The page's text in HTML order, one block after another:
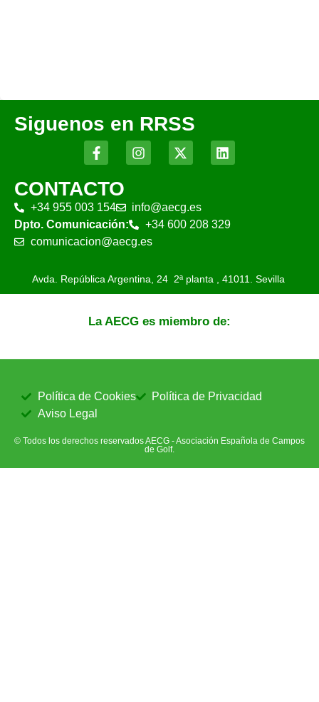
Siguenos en RRSS
CONTACTO
+34 955 003 154
info@aecg.es
Dpto. Comunicación:
+34 600 208 329
comunicacion@aecg.es
Avda. República Argentina, 24 2ª planta , 41011. Sevilla
La AECG es miembro de:
© Todos los derechos reservados AECG - Asociación Española de Campos
de Golf.
Política de Cookies
Política de Privacidad
Aviso Legal